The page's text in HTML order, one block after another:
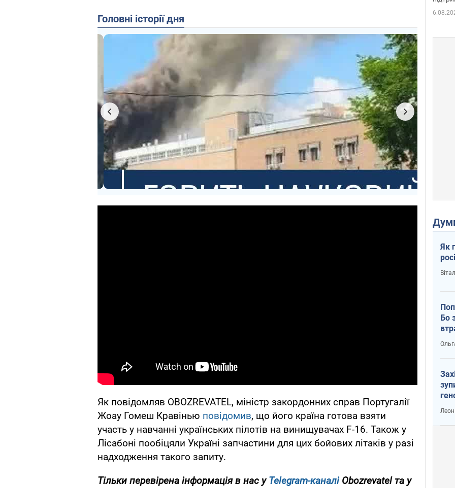
Головні історії дня
Як повідомляв OBOZREVATEL, міністр закордонних справ Португалії
Жоау Гомеш Кравінью повідомив, що його країна готова взяти
участь у навчанні українських пілотів на винищувачах F-16. Також у
Лісабоні пообіцяли Україні запчастини для цих бойових літаків у разі
надходження такого запиту.
Тільки перевірена інформація в нас уTelegram-каналіObozrevatel та у
Як
Бо